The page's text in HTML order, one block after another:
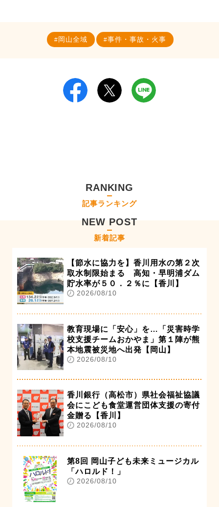
岡山全域 事件・事故・火事
RANKING
記事ランキング
NEW POST
新着記事
【節水に協力を】香川用水の第２次
取水制限始まる 高知・早明浦ダム
貯水率が５０．２％に【香川】
2026/08/10
教育現場に「安心」を…「災害時学
校支援チームおかやま」第１陣が熊
本地震被災地へ出発【岡山】
2026/08/10
香川銀行（高松市）県社会福祉協議
会にこども食堂運営団体支援の寄付
金贈る【香川】
2026/08/10
第8回 岡山子ども未来ミュージカル
「ハロルド！」
2026/08/10